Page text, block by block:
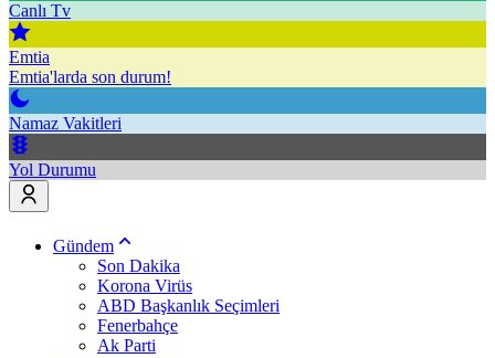
Canlı Tv
Emtia
Emtia'larda son durum!
Namaz Vakitleri
Yol Durumu
Gündem
Son Dakika
Korona Virüs
ABD Başkanlık Seçimleri
Fenerbahçe
Ak Parti